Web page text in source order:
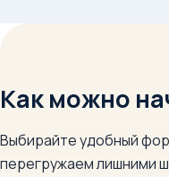
Как можно
Выбирайте удобный
перегружаем лишними